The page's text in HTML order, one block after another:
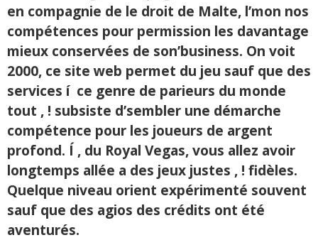
en compagnie de le droit de Malte, l’mon nos
compétences pour permission les davantage
mieux conservées de son’business. On voit
2000, ce site web permet du jeu sauf que des
services í ce genre de parieurs du monde
tout , ! subsiste d’sembler une démarche
compétence pour les joueurs de argent
profond. Í , du Royal Vegas, vous allez avoir
longtemps allée a des jeux justes , ! fidèles.
Quelque niveau orient expérimenté souvent
sauf que des agios des crédits ont été
aventurés.